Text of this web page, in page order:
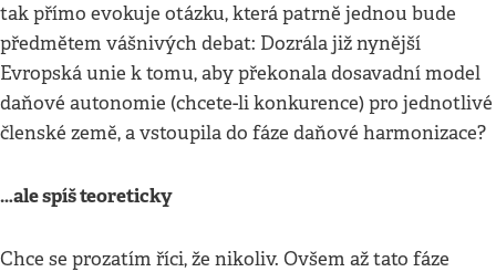
tak přímo evokuje otázku, která patrně jednou bude
předmětem vášnivých debat: Dozrála již nynější
Evropská unie k tomu, aby překonala dosavadní model
daňové autonomie (chcete-li konkurence) pro jednotlivé
členské země, a vstoupila do fáze daňové harmonizace?
…ale spíš teoreticky
Chce se prozatím říci, že nikoliv. Ovšem až tato fáze